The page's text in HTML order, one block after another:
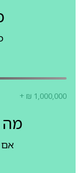
+ ₪ 1,000,000
מה
אם